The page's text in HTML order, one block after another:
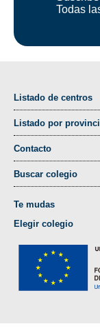
Todas
Listado de centros
Listado por
Contacto
Buscar colegio
Te mudas
Elegir colegio